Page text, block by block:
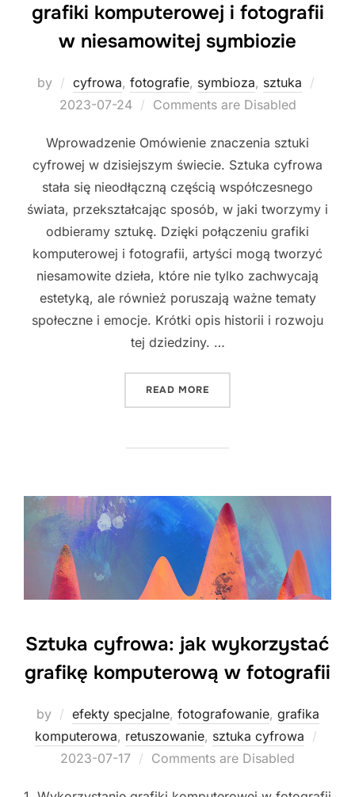
grafiki komputerowej i fotografii
w niesamowitej symbiozie
by cyfrowa, fotografie, symbioza, sztuka
2023-07-24 Comments are Disabled
Wprowadzenie Omówienie znaczenia sztuki
cyfrowej w dzisiejszym świecie. Sztuka cyfrowa
stała się nieodłączną częścią współczesnego
świata, przekształcając sposób, w jaki tworzymy i
odbieramy sztukę. Dzięki połączeniu grafiki
komputerowej i fotografii, artyści mogą tworzyć
niesamowite dzieła, które nie tylko zachwycają
estetyką, ale również poruszają ważne tematy
społeczne i emocje. Krótki opis historii i rozwoju
tej dziedziny. …
READ MORE
Sztuka cyfrowa: jak wykorzystać
grafikę komputerową w fotografii
by efekty specjalne, fotografowanie, grafika
komputerowa, retuszowanie, sztuka cyfrowa
2023-07-17 Comments are Disabled